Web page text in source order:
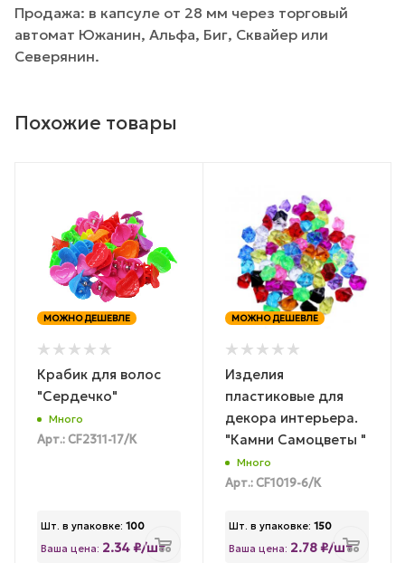
Продажа: в капсуле от 28 мм через торговый
автомат Южанин, Альфа, Биг, Сквайер или
Северянин.
Похожие товары
МОЖНО ДЕШЕВЛЕ
Крабик для волос
"Сердечко"
Много
Арт.: CF2311-17/К
Шт. в упаковке: 100
Ваша цена: 2.34 ₽/шт
МОЖНО ДЕШЕВЛЕ
Изделия
пластиковые для
декора интерьера.
"Камни Самоцветы "
Много
Арт.: CF1019-6/К
Шт. в упаковке: 150
Ваша цена: 2.78 ₽/шт